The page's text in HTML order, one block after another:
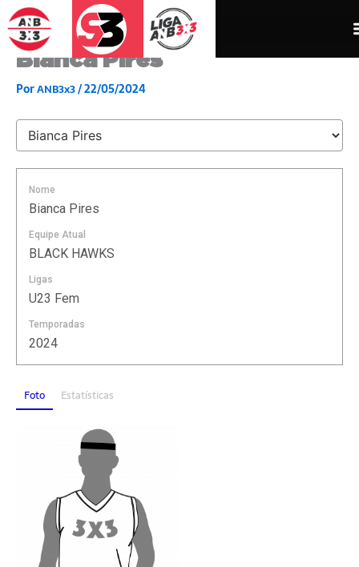
para
conteúdo
Bianca Pires
PorANB3x3/22/05/2024
Nome
Bianca Pires
Equipe Atual
BLACK HAWKS
Ligas
U23 Fem
Temporadas
2024
Foto Estatísticas